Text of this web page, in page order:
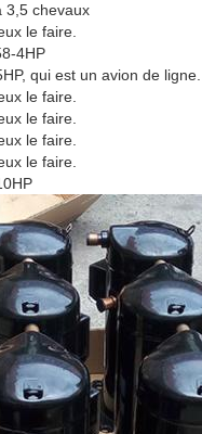
3,5 chevaux
le faire.
4HP
qui est un avion de ligne.
le faire.
le faire.
le faire.
le faire.